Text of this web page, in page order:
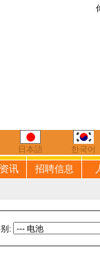
欢迎来到
日本語 한국어
讯 招聘信息
: